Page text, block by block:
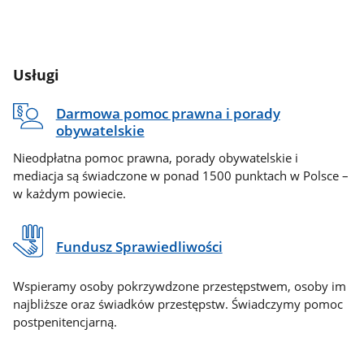
Usługi
Darmowa pomoc prawna i porady
obywatelskie
Nieodpłatna pomoc prawna, porady obywatelskie i
mediacja są świadczone w ponad 1500 punktach w Polsce –
w każdym powiecie.
Fundusz Sprawiedliwości
Wspieramy osoby pokrzywdzone przestępstwem, osoby im
najbliższe oraz świadków przestępstw. Świadczymy pomoc
postpenitencjarną.